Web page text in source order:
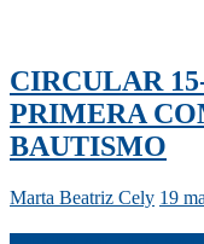
CIRCULAR
PRIMERA
BAUTISMO
Marta Beatriz Cely 19